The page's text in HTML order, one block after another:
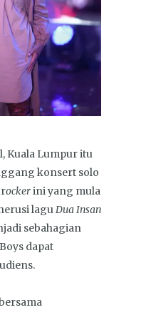
Kuala Lumpur itu
konsert solo
rockerini yang mula
laguDua Insan
sebahagian
dapat